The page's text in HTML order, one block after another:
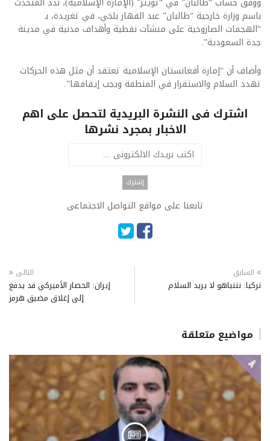
باسم وزارة خارجية “طالبان” عبد القهار بلخي، في تغريدة، بـ
“الهجمات الصاروخية على منشآت نفطية وأهداف مدنية في مدينة
جدة السعودية”.
وأضاف أن “إمارة أفغانستان الإسلامية تعتقد أن مثل هذه الحركات
تهدد السلام والاستقرار في المنطقة ويجب إيقافها”.
اشترك فى النشرة البريدية لتحصل على اهم
الاخبار بمجرد نشرها
تابعنا على مواقع التواصل الاجتماعى
السابق
تركيا: نتنياهو لا يريد السلام
التالى
إيران: الحصار الأميركي قد يدفع
إلى إغلاق مضيق هرمز
مواضيع متعلقة